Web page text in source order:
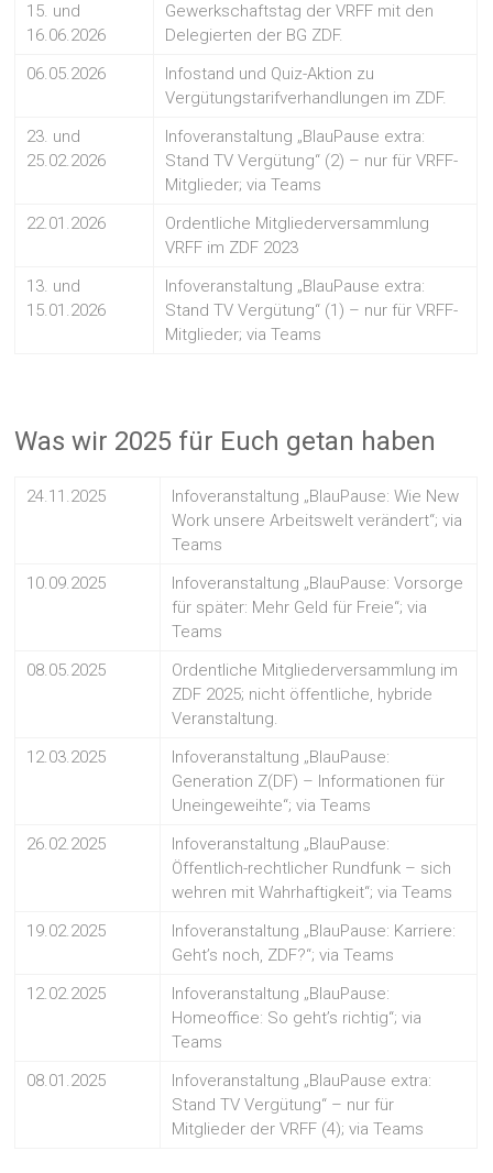
15. und
16.06.2026
Gewerkschaftstag der VRFF mit den
Delegierten der BG ZDF.
06.05.2026
Infostand und Quiz-Aktion zu
Vergütungstarifverhandlungen im ZDF.
23. und
25.02.2026
Infoveranstaltung „BlauPause extra:
Stand TV Vergütung“ (2) – nur für VRFF-
Mitglieder; via Teams
22.01.2026
Ordentliche Mitgliederversammlung
VRFF im ZDF 2023
13. und
15.01.2026
Infoveranstaltung „BlauPause extra:
Stand TV Vergütung“ (1) – nur für VRFF-
Mitglieder; via Teams
Was wir 2025 für Euch getan haben
24.11.2025
Infoveranstaltung „BlauPause: Wie New
Work unsere Arbeitswelt verändert“; via
Teams
10.09.2025
Infoveranstaltung „BlauPause: Vorsorge
für später: Mehr Geld für Freie“; via
Teams
08.05.2025
Ordentliche Mitgliederversammlung im
ZDF 2025; nicht öffentliche, hybride
Veranstaltung.
12.03.2025
Infoveranstaltung „BlauPause:
Generation Z(DF) – Informationen für
Uneingeweihte“; via Teams
26.02.2025
Infoveranstaltung „BlauPause:
Öffentlich-rechtlicher Rundfunk – sich
wehren mit Wahrhaftigkeit“; via Teams
19.02.2025
Infoveranstaltung „BlauPause: Karriere:
Geht’s noch, ZDF?“; via Teams
12.02.2025
Infoveranstaltung „BlauPause:
Homeoffice: So geht’s richtig“; via
Teams
08.01.2025
Infoveranstaltung „BlauPause extra:
Stand TV Vergütung“ – nur für
Mitglieder der VRFF (4); via Teams